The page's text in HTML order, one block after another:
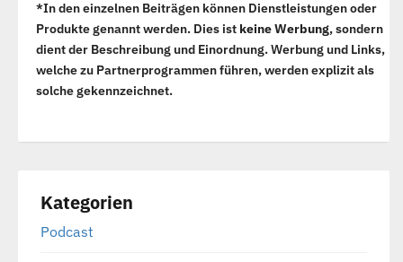
*In den einzelnen Beiträgen können Dienstleistungen oder
Produkte genannt werden. Dies ist keine Werbung, sondern
dient der Beschreibung und Einordnung. Werbung und Links,
welche zu Partnerprogrammen führen, werden explizit als
solche gekennzeichnet.
Kategorien
Podcast